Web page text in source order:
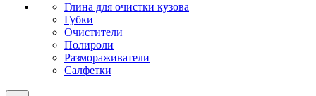
Глина для очистки кузова
Губки
Очистители
Полироли
Размораживатели
Салфетки